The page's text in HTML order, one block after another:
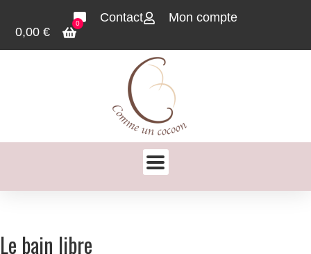
Contact
Mon compte
0,00€
0
Le bain libre